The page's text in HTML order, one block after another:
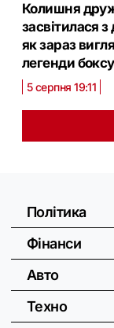
Колишня
засвітилася
як зараз
легенди боксу
5 серпня 19:11
Політика
Фінанси
Авто
Техно